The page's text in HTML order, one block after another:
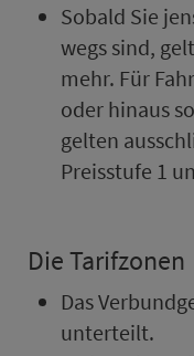
Sobald Sie
wegs sind,
mehr. Für
oder hinaus
gelten
Preis­stufe 1
Die Ta­rif­zo­nen
Das
unterteilt.